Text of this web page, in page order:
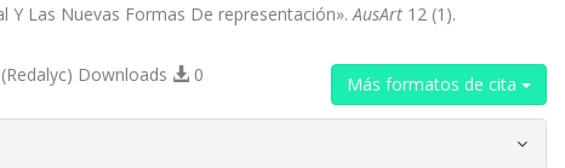
Y Las Nuevas Formas De representación».AusArt 12 (1).
Más formatos de cita
Downloads 0